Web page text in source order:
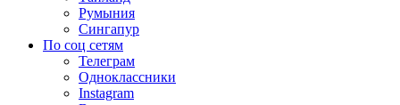
Румыния
Сингапур
По соц сетям
Телеграм
Одноклассники
Instagram